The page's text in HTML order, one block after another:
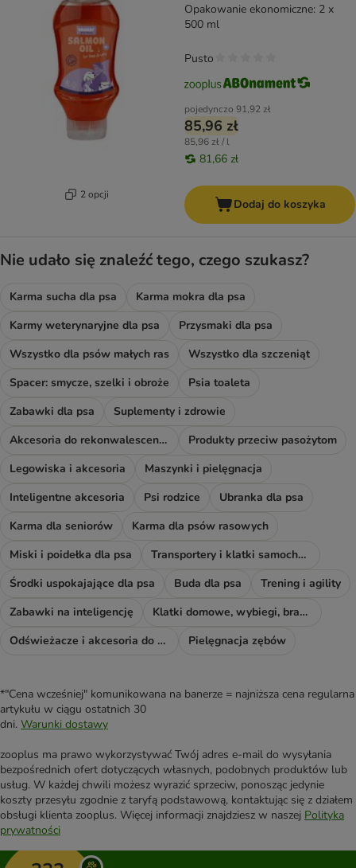
2 opcji
Opakowanie ekonomiczne: 2 x
500 ml
pojedynczo 91,92 zł
85,96 zł
85,96 zł / l
81,66 zł
Pusto
Dodaj do koszyka
Nie udało się znaleźć tego, czego szukasz?
Karma sucha dla psa
Karma mokra dla psa
Karmy weterynaryjne dla psa
Przysmaki dla psa
Wszystko dla psów małych ras
Wszystko dla szczeniąt
Spacer: smycze, szelki i obroże
Psia toaleta
Zabawki dla psa
Suplementy i zdrowie
Akcesoria do rekonwalescencji
Produkty przeciw pasożytom
Legowiska i akcesoria
Maszynki i pielęgnacja
Inteligentne akcesoria
Psi rodzice
Ubranka dla psa
Karma dla seniorów
Karma dla psów rasowych
Miski i poidełka dla psa
Transportery i klatki samochodowe
Środki uspokajające dla psa
Buda dla psa
Trening i agility
Zabawki na inteligencję
Klatki domowe, wybiegi, bramki i rampy
Odświeżacze i akcesoria do sprzątania
Pielęgnacja zębów
*"Cena wcześniej" komunikowana na banerze = najniższa cena regularna
artykułu w ciągu ostatnich 30
dni. Warunki dostawy
zooplus ma prawo wykorzystywać Twój adres e-mail do wysyłania
bezpośrednich ofert dotyczących własnych, podobnych produktów lub
usług. W każdej chwili możesz wyrazić sprzeciw, ponosząc jedynie
koszty przesyłu zgodnie z taryfą podstawową, kontaktując się z działem
obsługi klienta zooplus. Więcej informacji znajdziesz w naszej Polityka
prywatności